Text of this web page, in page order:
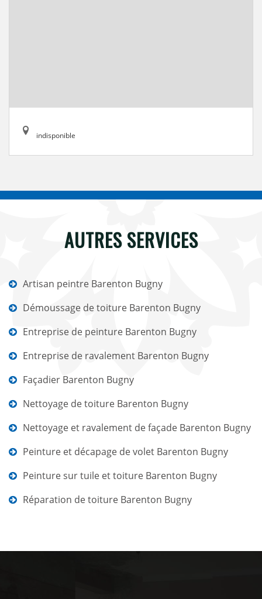
indisponible
AUTRES SERVICES
Artisan peintre Barenton Bugny
Démoussage de toiture Barenton Bugny
Entreprise de peinture Barenton Bugny
Entreprise de ravalement Barenton Bugny
Façadier Barenton Bugny
Nettoyage de toiture Barenton Bugny
Nettoyage et ravalement de façade Barenton Bugny
Peinture et décapage de volet Barenton Bugny
Peinture sur tuile et toiture Barenton Bugny
Réparation de toiture Barenton Bugny